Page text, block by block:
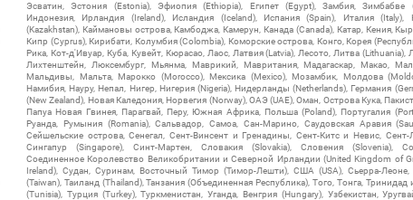
Эсватин, Эстония (Estonia), Эфиопия (Ethiopia), Египет (Egypt), Замбия, Зимбабве
Индонезия, Ирландия (Ireland), Исландия (Iceland), Испания (Spain), Италия (Italy),
(Kazakhstan), Каймановы острова, Камбоджа, Камерун, Канада (Canada), Катар, Кения,
Кипр (Cyprus), Кирибати, Колумбия (Colombia), Коморские острова, Конго, Корея
Рика, Кот-д'Ивуар, Куба, Кувейт, Кюрасао, Лаос, Латвия (Latvia), Лесото, Литва (Lithuania),
Лихтенштейн, Люксембург, Мьянма, Маврикий, Мавритания, Мадагаскар, Макао,
Мальдивы, Мальта, Марокко (Morocco), Мексика (Mexico), Мозамбик, Молдова
Намибия, Науру, Непал, Нигер, Нигерия (Nigeria), Нидерланды (Netherlands), Германия
(New Zealand), Новая Каледония, Норвегия (Norway), ОАЭ (UAE), Оман, Острова Кука,
Папуа Новая Гвинея, Парагвай, Перу, Южная Африка, Польша (Poland), Португалия
Руанда, Румыния (Romania), Сальвадор, Самоа, Сан-Марино, Саудовская Аравия
Сейшельские острова, Сенегал, Сент-Винсент и Гренадины, Сент-Китс и Невис, Сент-
Сингапур (Singapore), Синт-Мартен, Словакия (Slovakia), Словения (Slovenia),
Соединенное Королевство Великобритании и Северной Ирландии (United Kingdom of
Ireland), Судан, Суринам, Восточный Тимор (Тимор-Лешти), США (USA), Сьерра-Леоне,
(Taiwan), Таиланд (Thailand), Танзания (Объединенная Республика), Того, Тонга, Тринидад
(Tunisia), Турция (Turkey), Туркменистан, Уганда, Венгрия (Hungary), Узбекистан,